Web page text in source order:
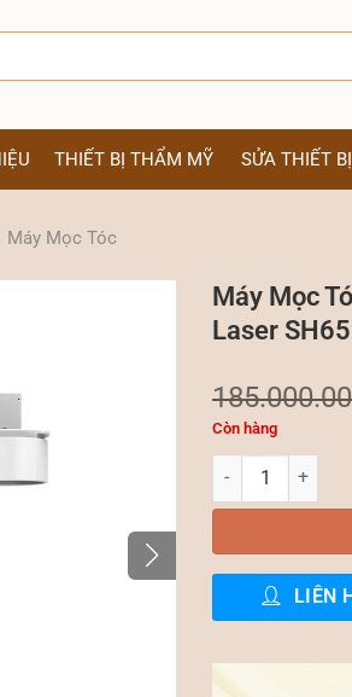
THIẾT BỊ THẨM MỸ SỬA THIẾT
Máy Mọc Tóc
Máy Mọc
Laser
Còn hàng
Máy Mọc Tóc,
LIÊN